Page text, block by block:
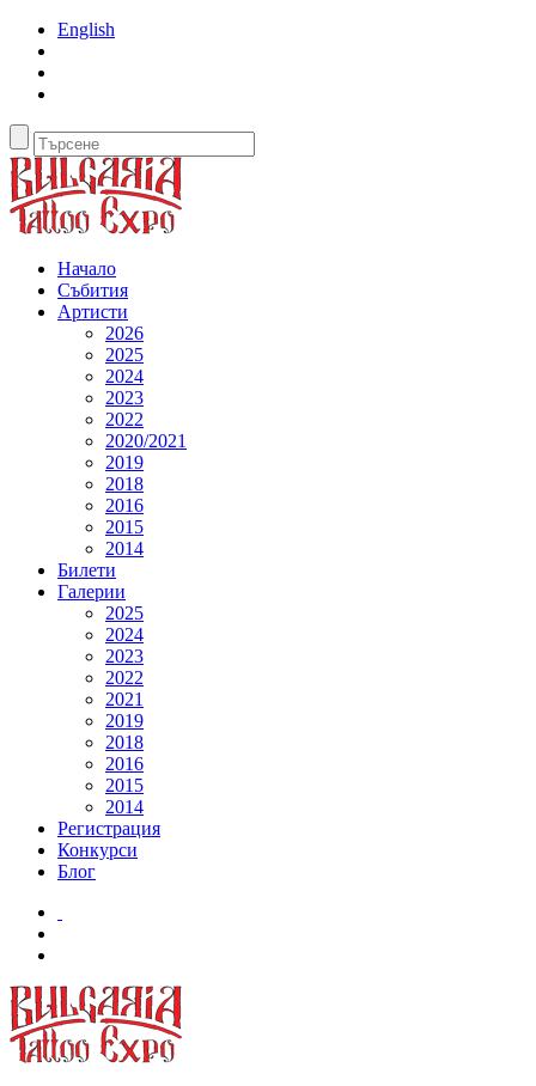
English
Начало
Събития
Артисти
2026
2025
2024
2023
2022
2020/2021
2019
2018
2016
2015
2014
Билети
Галерии
2025
2024
2023
2022
2021
2019
2018
2016
2015
2014
Регистрация
Конкурси
Блог